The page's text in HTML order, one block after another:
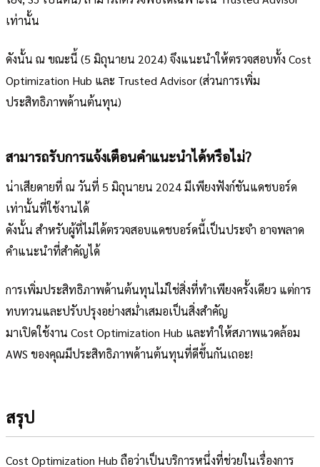
เท่านั้น
ดังนั้น ณ ขณะนี้ (5 มิถุนายน 2024) จึงแนะนำให้ตรวจสอบทั้ง Cost
Optimization Hub และ Trusted Advisor (ส่วนการเพิ่ม
ประสิทธิภาพด้านต้นทุน)
สามารถรับการแจ้งเตือนคำแนะนำได้หรือไม่?
น่าเสียดายที่ ณ วันที่ 5 มิถุนายน 2024 มีเพียงฟังก์ชันแดชบอร์ด
เท่านั้นที่ใช้งานได้
ดังนั้น สำหรับผู้ที่ไม่ได้ตรวจสอบแดชบอร์ดนี้เป็นประจำ อาจพลาด
คำแนะนำที่สำคัญได้
การเพิ่มประสิทธิภาพด้านต้นทุนไม่ใช่สิ่งที่ทำเพียงครั้งเดียว แต่การ
ทบทวนและปรับปรุงอย่างสม่ำเสมอเป็นสิ่งสำคัญ
มาเปิดใช้งาน Cost Optimization Hub และทำให้สภาพแวดล้อม
AWS ของคุณมีประสิทธิภาพด้านต้นทุนที่ดีขึ้นกันเถอะ!
สรุป
Cost Optimization Hub ถือว่าเป็นบริการหนึ่งที่ช่วยในเรื่องการ